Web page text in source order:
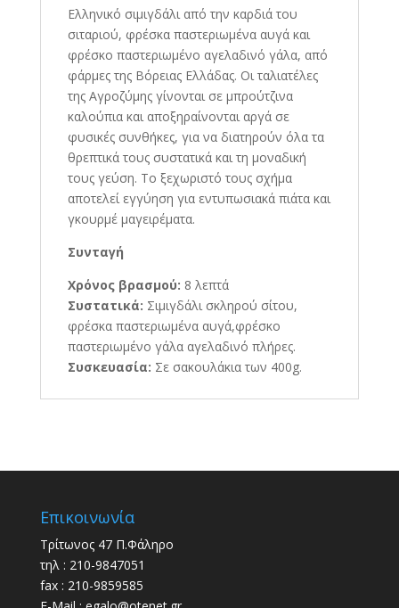
Ελληνικό σιμιγδάλι από την καρδιά του
σιταριού, φρέσκα παστεριωμένα αυγά και
φρέσκο παστεριωμένο αγελαδινό γάλα, από
φάρμες της Βόρειας Ελλάδας. Οι ταλιατέλες
της Αγροζύμης γίνονται σε μπρούτζινα
καλούπια και αποξηραίνονται αργά σε
φυσικές συνθήκες, για να διατηρούν όλα τα
θρεπτικά τους συστατικά και τη μοναδική
τους γεύση. Το ξεχωριστό τους σχήμα
αποτελεί εγγύηση για εντυπωσιακά πιάτα και
γκουρμέ μαγειρέματα.
Συνταγή
Χρόνος βρασμού: 8 λεπτά
Συστατικά: Σιμιγδάλι σκληρού σίτου,
φρέσκα παστεριωμένα αυγά,φρέσκο
παστεριωμένο γάλα αγελαδινό πλήρες.
Συσκευασία: Σε σακουλάκια των 400g.
Επικοινωνία
Τρίτωνος 47 Π.Φάληρο
τηλ : 210-9847051
fax : 210-9859585